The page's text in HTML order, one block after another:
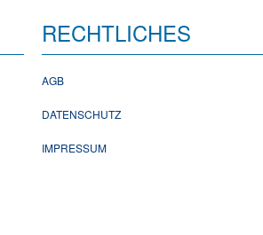
RECHTLICHES
AGB
DATENSCHUTZ
IMPRESSUM